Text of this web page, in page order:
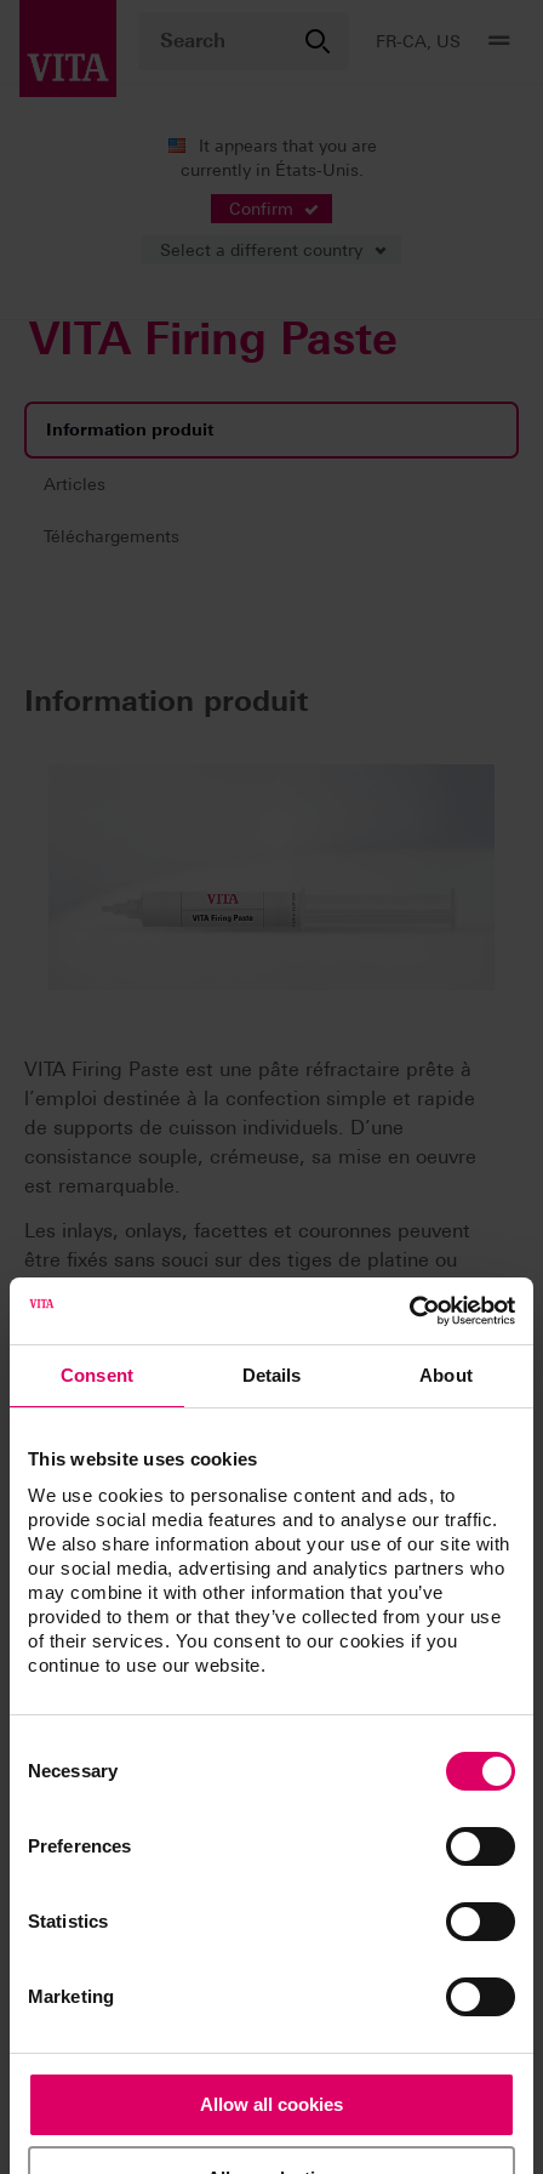
Consent Details About
This website uses cookies
We use cookies to personalise content and ads, to
provide social media features and to analyse our traffic.
We also share information about your use of our site with
our social media, advertising and analytics partners who
may combine it with other information that you’ve
provided to them or that they’ve collected from your use
of their services. You consent to our cookies if you
continue to use our website.
Selection
Necessary
Preferences
Statistics
Marketing
Allow all cookies
FR-CA, US
It appears that you are
currently in États-Unis.
Confirm
Select a different country
Production CFAO Accessoires
VITA Firing Paste
Information produit
Articles
Téléchargements
Information produit
VITA Firing Paste est une pâte réfractaire prête à
l’emploi destinée à la confection simple et rapide
de supports de cuisson individuels. D’une
consistance souple, crémeuse, sa mise en oeuvre
est remarquable.
Les inlays, onlays, facettes et couronnes peuvent
être fixés sans souci sur des tiges de platine ou
Après la cuisson, le matériau s’élimine facilement
Articles
Accessoires universellement
Téléchargements
disponibles exclusivement sur notre plateforme
Accéder aux modes d'emploi
Fiches de données de sécurité
Risques généraux